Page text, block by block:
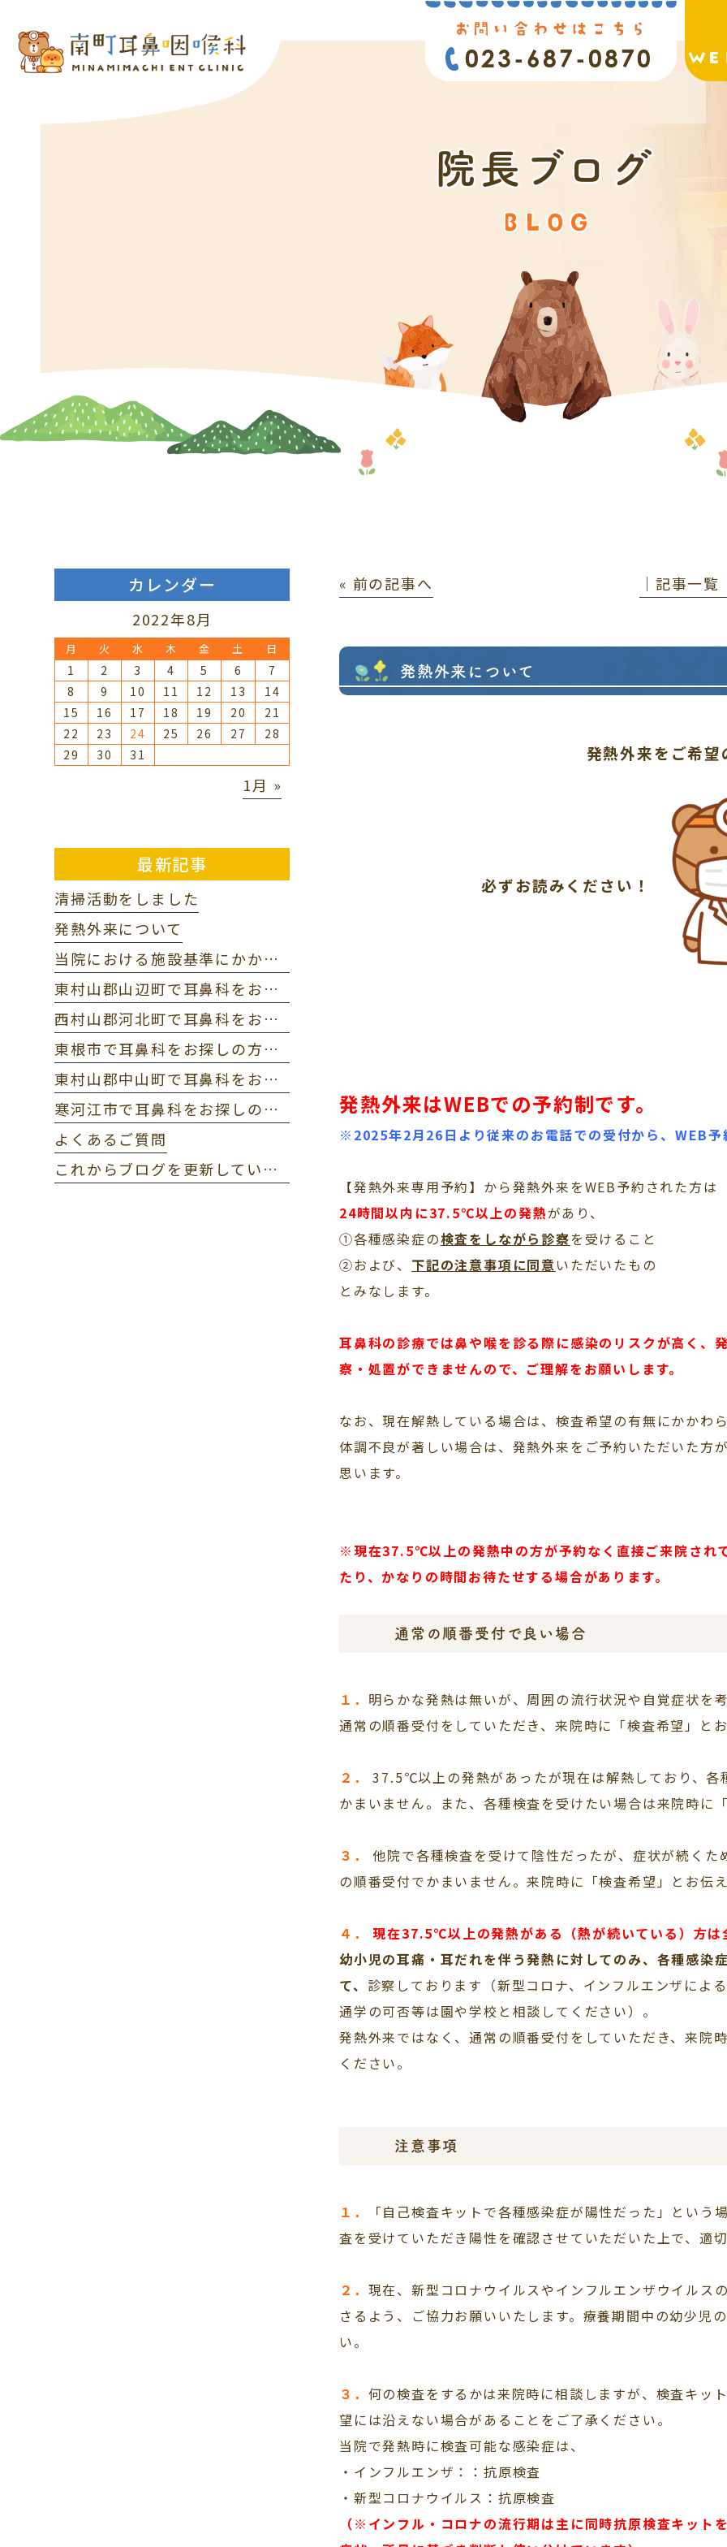
お問い合わせはこちら
023-687-0870
院長ブログ
BLOG
« 前の記事へ │記事一
発熱外来について
発熱外来をご希望
必ずお読みください！
発熱外来はWEBでの予約制です。
※2025年2月26日より従来のお電話での受付から、WEB予
【発熱外来専用予約】から発熱外来をWEB予約された方は
24時間以内に37.5℃以上の発熱があり、
①各種感染症の検査をしながら診察を受けること
②および、 下記の注意事項に同意いただいたもの
とみなします。
耳鼻科の診療では鼻や喉を診る際に感染のリスクが高く、
察・処置ができませんので、ご理解をお願いします。
なお、現在解熱している場合は、検査希望の有無にかかわ
体調不良が著しい場合は、発熱外来をご予約いただいた方
思います。
※現在37.5℃以上の発熱中の方が予約なく直接ご来院され
たり、かなりの時間お待たせする場合があります。
通常の順番受付で良い場合
１． 明らかな発熱は無いが、周囲の流行状況や自覚症状を
通常の順番受付をしていただき、来院時に「検査希望」と
２．
37.5℃以上の発熱があったが現在は解熱しており、
かまいません。また、各種検査を受けたい場合は来院時に
３．
他院で各種検査を受けて陰性だったが、症状が続く
の順番受付でかまいません。来院時に「検査希望」とお伝
４．
現在37.5℃以上の発熱がある（熱が続いている）方
幼小児の耳痛・耳だれを伴う発熱に対してのみ、各種感染
て、 診察しております（新型コロナ、インフルエンザによ
通学の可否等は園や学校と相談してください）。
発熱外来ではなく、通常の順番受付をしていただき、来院
ください。
注意事項
１．
「自己検査キットで各種感染症が陽性だった」とい
査を受けていただき陽性を確認させていただいた上で、適
２． 現在、新型コロナウイルスやインフルエンザウイルス
さるよう、ご協力お願いいたします。療養期間中の幼少児
い。
３． 何の検査をするかは来院時に相談しますが、検査キッ
望には沿えない場合があることをご了承ください。
当院で発熱時に検査可能な感染症は、
・インフルエンザ：：抗原検査
・新型コロナウイルス：抗原検査
（※インフル・コロナの流行期は主に同時抗原検査キット
カレンダー
2022年8月
月 火 水 木 金 土 日
1 2 3 4 5 6
7
8
9 10 11 12 13
14
15
16 17 18 19 20
21
22
23 24 25 26 27
28
29
30 31
1月 »
最新記事
清掃活動をしました
発熱外来について
当院における施設基準にかかわる掲示（保険医療機関における書面掲示）
東村山郡山辺町で耳鼻科をお探しの方へ｜当院までのアクセス
西村山郡河北町で耳鼻科をお探しの方へ｜当院までのアクセス
東根市で耳鼻科をお探しの方へ｜当院までのアクセス
東村山郡中山町で耳鼻科をお探しの方へ｜当院までのアクセス
寒河江市で耳鼻科をお探しの方へ｜当院までのアクセス
よくあるご質問
これからブログを更新していきます。